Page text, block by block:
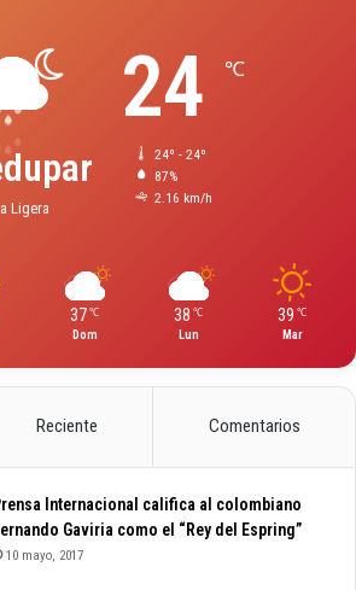
Ligera
24 ℃
24º - 24º
87%
2.16 km/h
37 ℃
Dom
38 ℃
Lun
39 ℃
Mar
Reciente Comentarios
Internacional califica al colombiano
Gaviria como el “Rey del Espring”
10 mayo, 2017